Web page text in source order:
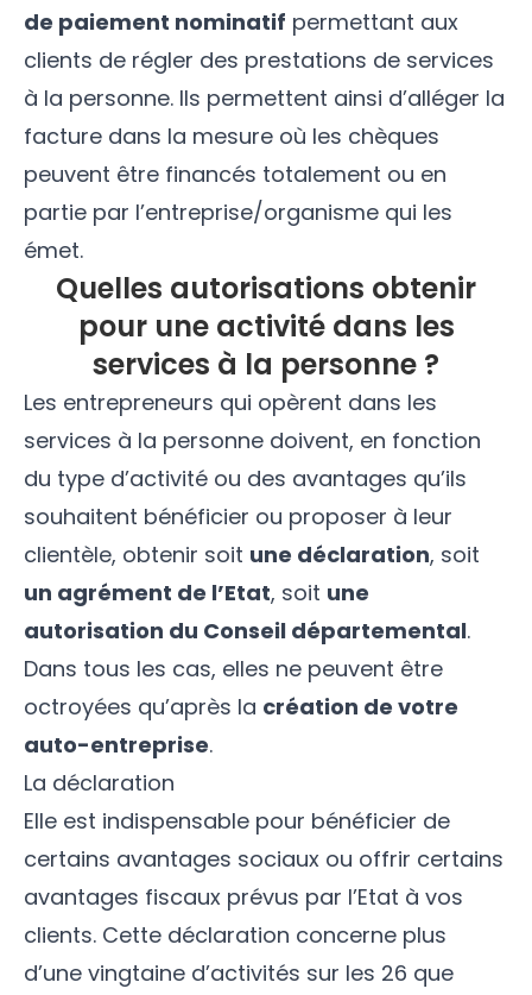
de paiement nominatif permettant aux
clients de régler des prestations de services
à la personne. Ils permettent ainsi d’alléger la
facture dans la mesure où les chèques
peuvent être financés totalement ou en
partie par l’entreprise/organisme qui les
émet.
Quelles autorisations obtenir
pour une activité dans les
services à la personne ?
Les entrepreneurs qui opèrent dans les
services à la personne doivent, en fonction
du type d’activité ou des avantages qu’ils
souhaitent bénéficier ou proposer à leur
clientèle, obtenir soit une déclaration, soit
un agrément de l’Etat, soit une
autorisation du Conseil départemental.
Dans tous les cas, elles ne peuvent être
octroyées qu’après la création de votre
auto-entreprise.
La déclaration
Elle est indispensable pour bénéficier de
certains avantages sociaux ou offrir certains
avantages fiscaux prévus par l’Etat à vos
clients. Cette déclaration concerne plus
d’une vingtaine d’activités sur les 26 que